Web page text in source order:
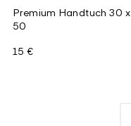
Premium Handtuch 30 x
50
15 €